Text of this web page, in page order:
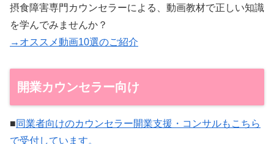
摂食障害専門カウンセラーによる、動画教材で正しい知識
を学んでみませんか？
→オススメ動画10選のご紹介
開業カウンセラー向け
■同業者向けのカウンセラー開業支援・コンサルもこちら
で受付しています。